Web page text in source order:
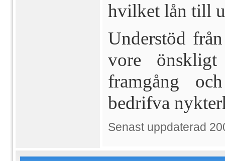
hvil­ket lån till
Understöd
vore
framgång
bedrifva
Senast uppdaterad